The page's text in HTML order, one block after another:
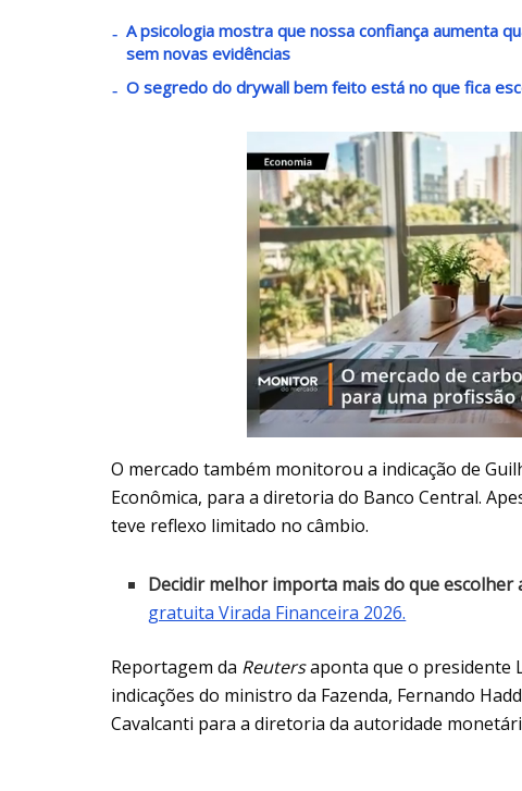
A psicologia mostra que nossa confiança aumenta
sem novas evidências
O segredo do drywall bem feito está no que fica
O mercado também monitorou a indicação de
Econômica, para a diretoria do Banco Central.
teve reflexo limitado no câmbio.
Decidir melhor importa mais do que escolher
gratuita Virada Financeira 2026.
Reportagem da Reutersaponta que o presidente
indicações do ministro da Fazenda, Fernando
Cavalcanti para a diretoria da autoridade